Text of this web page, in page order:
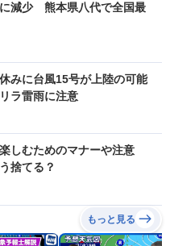
減少 熊本県八代で全国最
みに台風15号が上陸の可能
ラ雷雨に注意
しむためのマナーや注意
捨てる？
もっと見る